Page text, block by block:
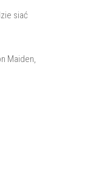
siać
Maiden,